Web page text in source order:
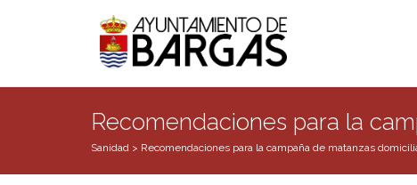
Recomendaciones para la
Sanidad > Recomendaciones para la campaña de matanzas